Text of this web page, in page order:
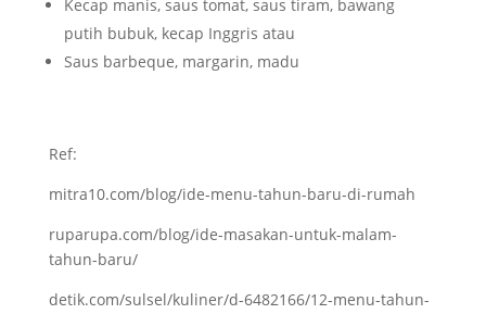
Kecap manis, saus tomat, saus tiram, bawang
putih bubuk, kecap Inggris atau
Saus barbeque, margarin, madu
Ref:
mitra10.com/blog/ide-menu-tahun-baru-di-rumah
ruparupa.com/blog/ide-masakan-untuk-malam-
tahun-baru/
detik.com/sulsel/kuliner/d-6482166/12-menu-tahun-